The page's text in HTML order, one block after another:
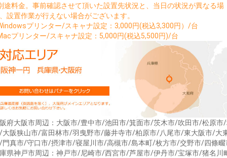
途料金。事前確認させて頂いた設置先状況と、当日の状況が異なる場
設置作業が行えない場合がございます。
プリンター/スキャナ設定：3,000円(税込3,300円）/台
プリンター/スキャナ設定：5,000円(税込5,500円)/台
府大阪市周辺：大阪市/豊中市/池田市/箕面市/茨木市/吹田市/松原市
大阪狭山市/富田林市/羽曳野市/藤井寺市/柏原市/八尾市/東大阪市/大
門真市/守口市/摂津市/寝屋川市/高槻市/島本町/枚方市/交野市/四條畷
県神戸市周辺：神戸市/尼崎市/西宮市/芦屋市/伊丹市/宝塚市/猪名川